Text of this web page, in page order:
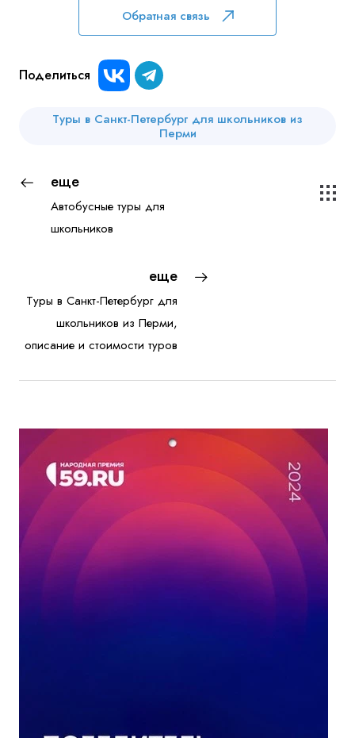
Обратная связь
Поделиться
Туры в Санкт-Петербург для школьников из
Перми
еще
Автобусные туры для
школьников
еще
Туры в Санкт-Петербург для
школьников из Перми,
описание и стоимости туров